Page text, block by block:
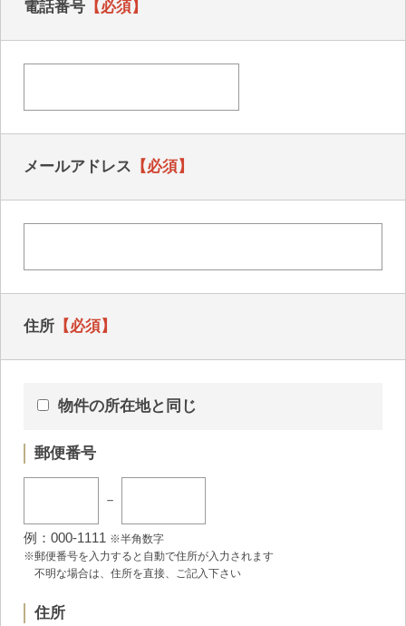
電話番号
メールアドレス
住所 【必須】
物件の所在地と同じ
郵便番号
例：000-1111 ※半角数字
※郵便番号を入力すると自動で住所が入力されます
不明な場合は、住所を直接、ご記入下さい
住所